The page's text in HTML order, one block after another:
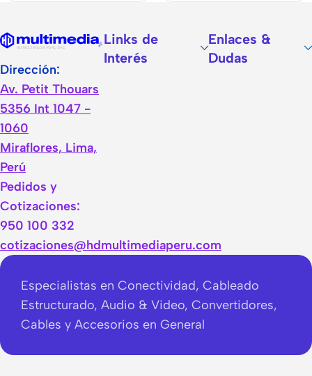
Dirección:
Av. Petit Thouars
5356 Int 1047 -
1060
Miraflores, Lima,
Perú
Pedidos y
Cotizaciones:
950 100 332
cotizaciones@hdmultimediaperu.com
Links de
Interés
Enlaces &
Dudas
Especialistas en Conectividad, Cableado
Estructurado, Audio & Video, Convertidores,
Cables y Accesorios en General